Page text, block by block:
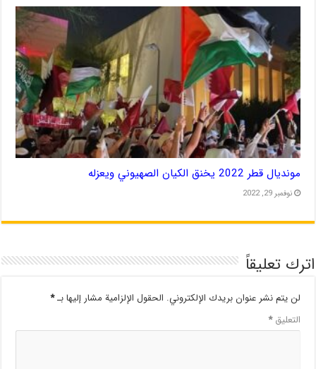
مونديال قطر 2022 يخنق الكيان الصهيوني ويعزله
نوفمبر 29, 2022
اترك تعليقاً
لن يتم نشر عنوان بريدك الإلكتروني. الحقول الإلزامية مشار إليها بـ*
التعليق*